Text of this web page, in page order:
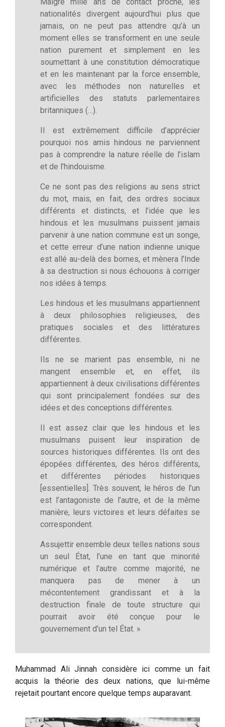
nationalités divergent aujourd’hui plus que
jamais, on ne peut pas attendre qu’à un
moment elles se transforment en une seule
nation purement et simplement en les
soumettant à une constitution démocratique
et en les maintenant par la force ensemble,
avec les méthodes non naturelles et
artificielles des statuts parlementaires
britanniques (…).
Il est extrêmement difficile d’apprécier
pourquoi nos amis hindous ne parviennent
pas à comprendre la nature réelle de l’islam
et de l’hindouisme.
Ce ne sont pas des religions au sens strict
du mot, mais, en fait, des ordres sociaux
différents et distincts, et l’idée que les
hindous et les musulmans puissent jamais
parvenir à une nation commune est un songe,
et cette erreur d’une nation indienne unique
est allé au-delà des bornes, et mènera l’Inde
à sa destruction si nous échouons à corriger
nos idées à temps.
Les hindous et les musulmans appartiennent
à deux philosophies religieuses, des
pratiques sociales et des littératures
différentes.
Ils ne se marient pas ensemble, ni ne
mangent ensemble et, en effet, ils
appartiennent à deux civilisations différentes
qui sont principalement fondées sur des
idées et des conceptions différentes.
Il est assez clair que les hindous et les
musulmans puisent leur inspiration de
sources historiques différentes. Ils ont des
épopées différentes, des héros différents,
et différentes périodes historiques
[essentielles]. Très souvent, le héros de l’un
est l’antagoniste de l’autre, et de la même
manière, leurs victoires et leurs défaites se
correspondent.
Assujettir ensemble deux telles nations sous
un seul État, l’une en tant que minorité
numérique et l’autre comme majorité, ne
manquera pas de mener à un
mécontentement grandissant et à la
destruction finale de toute structure qui
pourrait avoir été conçue pour le
gouvernement d’un tel État. »
Muhammad Ali Jinnah considère ici comme un fait
acquis la théorie des deux nations, que lui-même
rejetait pourtant encore quelque temps auparavant.